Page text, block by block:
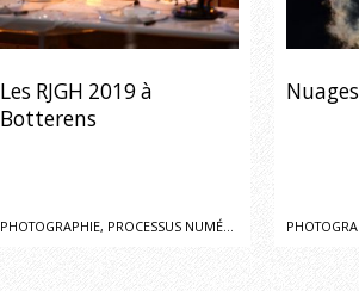
Les RJGH 2019 à
Botterens
PHOTOGRAPHIE, PROCESSUS NUMÉRIQUE
Nuages